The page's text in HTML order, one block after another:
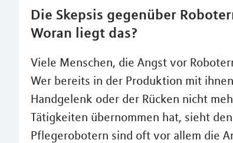
Die Skepsis gegenüber
Woran liegt das?
Viele Menschen, die Angst vor
Wer bereits in der Produktion mit
Handgelenk oder der Rücken nicht
Tätigkeiten übernommen hat, sieht
Pflegerobotern sind oft vor allem die